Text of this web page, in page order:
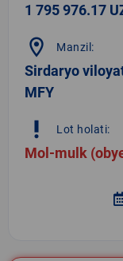
1 795 976.17
location_on Manzil:
Sirdaryo
MFY
priority_high Lot holati:
Mol-mulk